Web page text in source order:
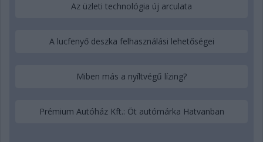
Az üzleti technológia új arculata
A lucfenyő deszka felhasználási lehetőségei
Miben más a nyíltvégű lízing?
Prémium Autóház Kft.: Öt autómárka Hatvanban